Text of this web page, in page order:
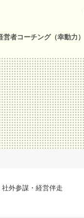
営者コーチング（幸動力）
社外参謀・経営伴走